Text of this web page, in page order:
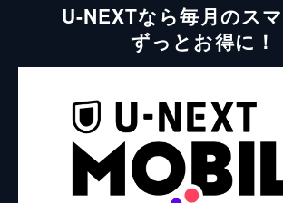
U-NEXTなら毎月のス
ずっとお得に！